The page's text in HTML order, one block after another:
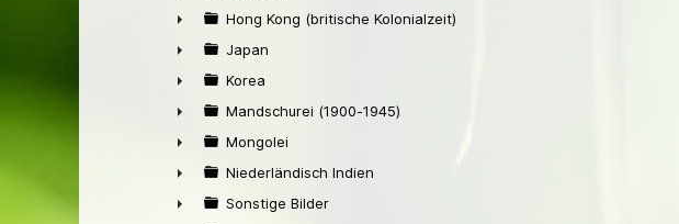
►
►
Hong Kong (britische Kolonialzeit)
►
Japan
►
Korea
►
Mandschurei (1900-1945)
►
Mongolei
►
Niederländisch Indien
Sonstige Bilder